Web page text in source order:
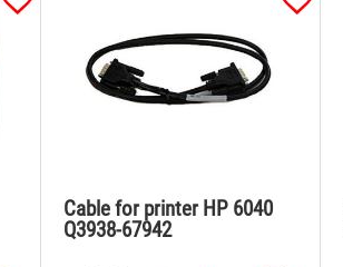
Cable for printer HP 6040
Q3938-67942